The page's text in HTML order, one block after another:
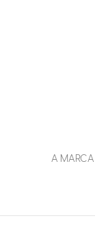
A MARCA